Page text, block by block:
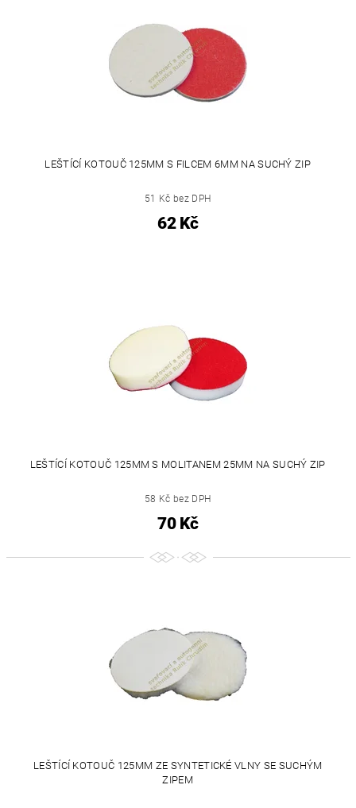
LEŠTÍCÍ KOTOUČ 125MM S FILCEM 6MM NA SUCHÝ ZIP
51 Kč bez DPH
62 Kč
LEŠTÍCÍ KOTOUČ 125MM S MOLITANEM 25MM NA SUCHÝ ZIP
58 Kč bez DPH
70 Kč
LEŠTÍCÍ KOTOUČ 125MM ZE SYNTETICKÉ VLNY SE SUCHÝM
ZIPEM